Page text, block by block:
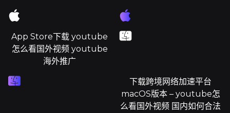
App Store下载 youtube
怎么看国外视频 youtube
海外推广
下载跨境网络加速平台
macOS版本 – youtube怎
么看国外视频 国内如何合法